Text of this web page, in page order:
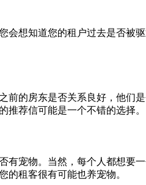
想知道您的租户过去是否被
前的房东是否关系良好，他们
荐信可能是一个不错的选择。
宠物。当然，每个人都想要
的租客很有可能也养宠物。